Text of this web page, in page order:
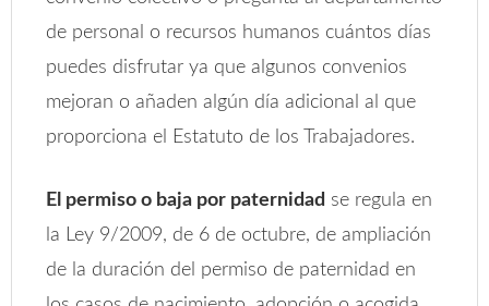
de personal o recursos humanos cuántos días
puedes disfrutar ya que algunos convenios
mejoran o añaden algún día adicional al que
proporciona el Estatuto de los Trabajadores.
El permiso o baja por paternidad se regula en
la Ley 9/2009, de 6 de octubre, de ampliación
de la duración del permiso de paternidad en